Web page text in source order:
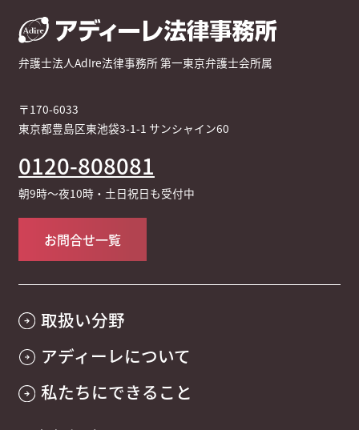
弁護士法人AdIre法律事務所 第一東京弁護士会所属
〒170-6033
東京都豊島区東池袋3-1-1 サンシャイン60
0120-808081
朝9時～夜10時・土日祝日も受付中
お問合せ一覧
取扱い分野
アディーレについて
私たちにできること